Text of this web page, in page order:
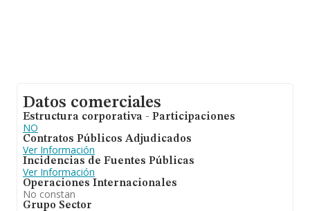
Datos comerciales
Estructura corporativa - Participaciones
NO
Contratos Públicos Adjudicados
Ver Información
Incidencias de Fuentes Públicas
Ver Información
Operaciones Internacionales
No constan
Grupo Sector